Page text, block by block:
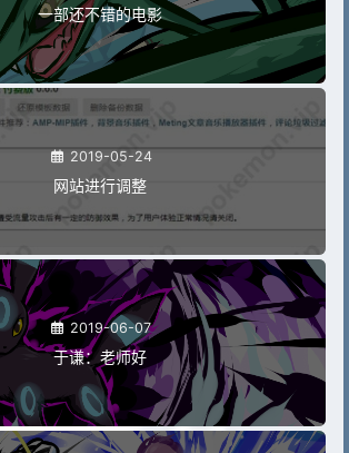
一部还不错的电影
2019-05-24
网站进行调整
2019-06-07
于谦：老师好